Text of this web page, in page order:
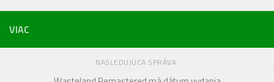
VIAC
NASLEDUJÚCA SPRÁVA